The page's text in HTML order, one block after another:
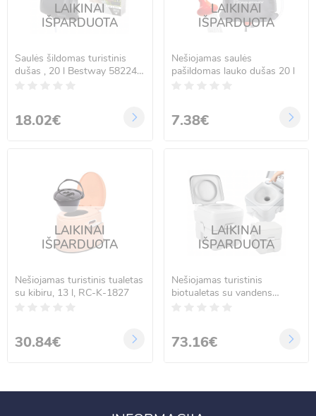
LAIKINAI
IŠPARDUOTA
Saulės šildomas turistinis
dušas , 20 l Bestway 58224
18.02€
LAIKINAI
IŠPARDUOTA
Nešiojamas saulės
pašildomas lauko dušas 20 l
7.38€
LAIKINAI
IŠPARDUOTA
Nešiojamas turistinis tualetas
su kibiru, 13 l, RC-K-1827
30.84€
LAIKINAI
IŠPARDUOTA
Nešiojamas turistinis
biotualetas su vandens
73.16€